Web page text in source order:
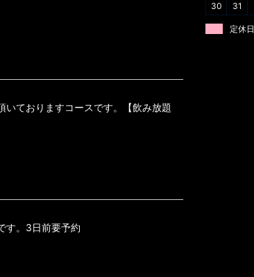
ておりますコースです。【飲み放題
す。3日前要予約
30
31
定休日